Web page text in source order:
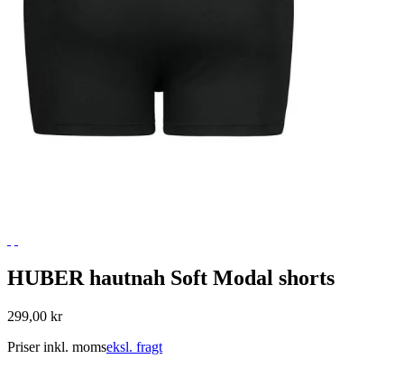
HUBER hautnah Soft Modal shorts
299,00 kr
Priser inkl. momseksl. fragt